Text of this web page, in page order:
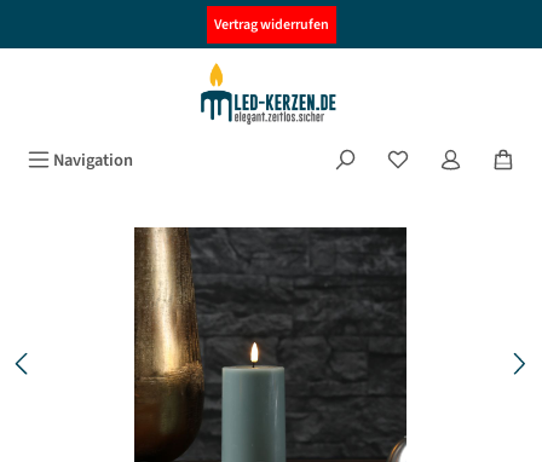
Vertrag widerrufen
Navigation
Bildergalerie überspringen